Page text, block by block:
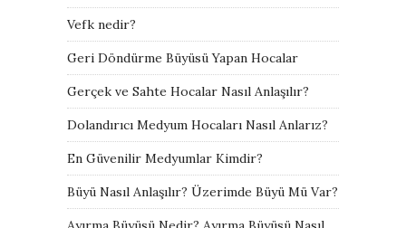
Vefk nedir?
Geri Döndürme Büyüsü Yapan Hocalar
Gerçek ve Sahte Hocalar Nasıl Anlaşılır?
Dolandırıcı Medyum Hocaları Nasıl Anlarız?
En Güvenilir Medyumlar Kimdir?
Büyü Nasıl Anlaşılır? Üzerimde Büyü Mü Var?